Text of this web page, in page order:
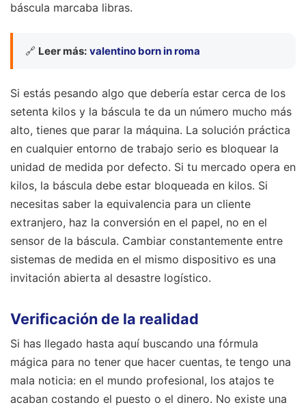
báscula marcaba libras.
🔗 Leer más: valentino born in roma
Si estás pesando algo que debería estar cerca de los
setenta kilos y la báscula te da un número mucho más
alto, tienes que parar la máquina. La solución práctica
en cualquier entorno de trabajo serio es bloquear la
unidad de medida por defecto. Si tu mercado opera en
kilos, la báscula debe estar bloqueada en kilos. Si
necesitas saber la equivalencia para un cliente
extranjero, haz la conversión en el papel, no en el
sensor de la báscula. Cambiar constantemente entre
sistemas de medida en el mismo dispositivo es una
invitación abierta al desastre logístico.
Verificación de la realidad
Si has llegado hasta aquí buscando una fórmula
mágica para no tener que hacer cuentas, te tengo una
mala noticia: en el mundo profesional, los atajos te
acaban costando el puesto o el dinero. No existe una